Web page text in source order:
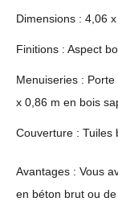
Dimensions : 4,06
Finitions : Aspect
Menuiseries :
x 0,86 m en bois
Couverture : Tuiles
Avantages : Vous
en béton brut ou